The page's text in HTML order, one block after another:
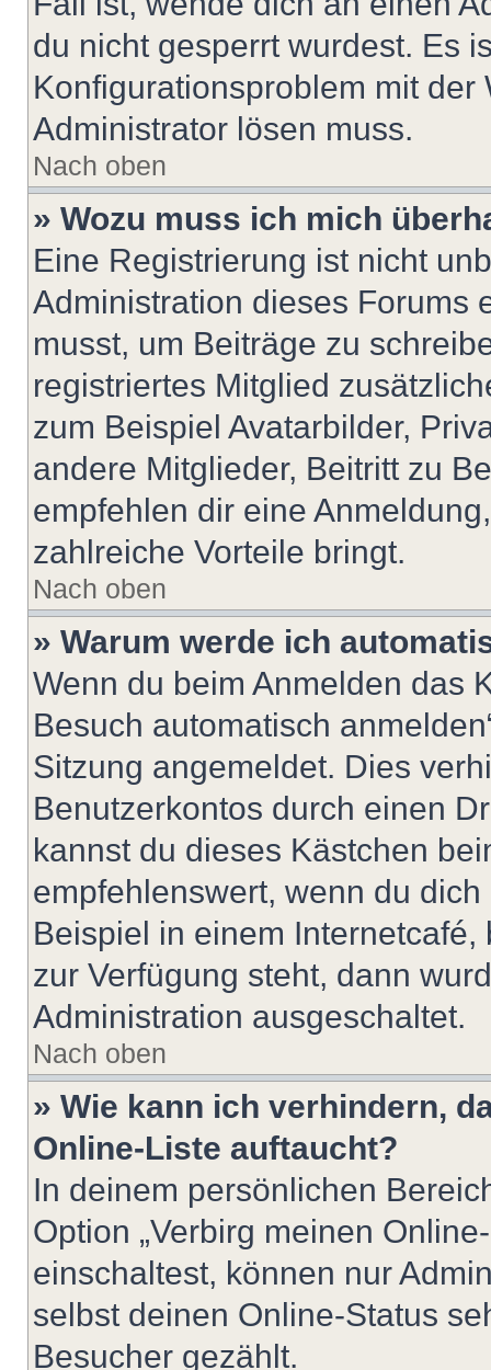
du nicht gesperrt wurdest. Es
Konfigurationsproblem mit
Administrator lösen muss.
Nach oben
» Wozu muss ich mich
Eine Registrierung ist nicht
Administration dieses Forums
musst, um Beiträge zu
registriertes Mitglied
zum Beispiel Avatarbilder,
andere Mitglieder, Beitritt zu
empfehlen dir eine
zahlreiche Vorteile bringt.
Nach oben
» Warum werde ich
Wenn du beim Anmelden das
Besuch automatisch
Sitzung angemeldet. Dies
Benutzerkontos durch einen
kannst du dieses Kästchen
empfehlenswert, wenn du
Beispiel in einem
zur Verfügung steht, dann
Administration ausgeschaltet.
Nach oben
» Wie kann ich verhindern,
Online-Liste auftaucht?
In deinem persönlichen
Option „Verbirg meinen
einschaltest, können nur
selbst deinen Online-Status
Besucher gezählt.